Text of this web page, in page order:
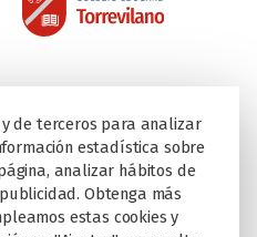
de terceros para analizar
estadística sobre
analizar hábitos de
Obtenga más
estas cookies y